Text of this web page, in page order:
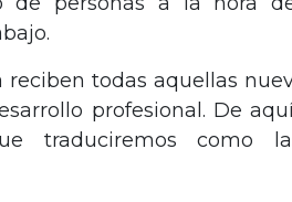
todas aquellas
profesional. De
traduciremos como